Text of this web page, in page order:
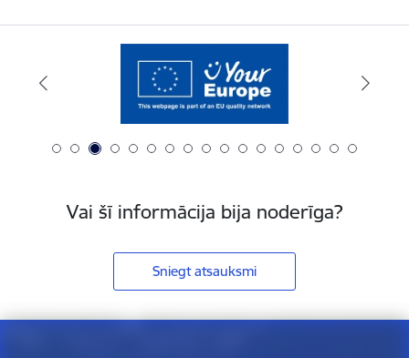
Vai šī informācija bija noderīga?
Sniegt atsauksmi